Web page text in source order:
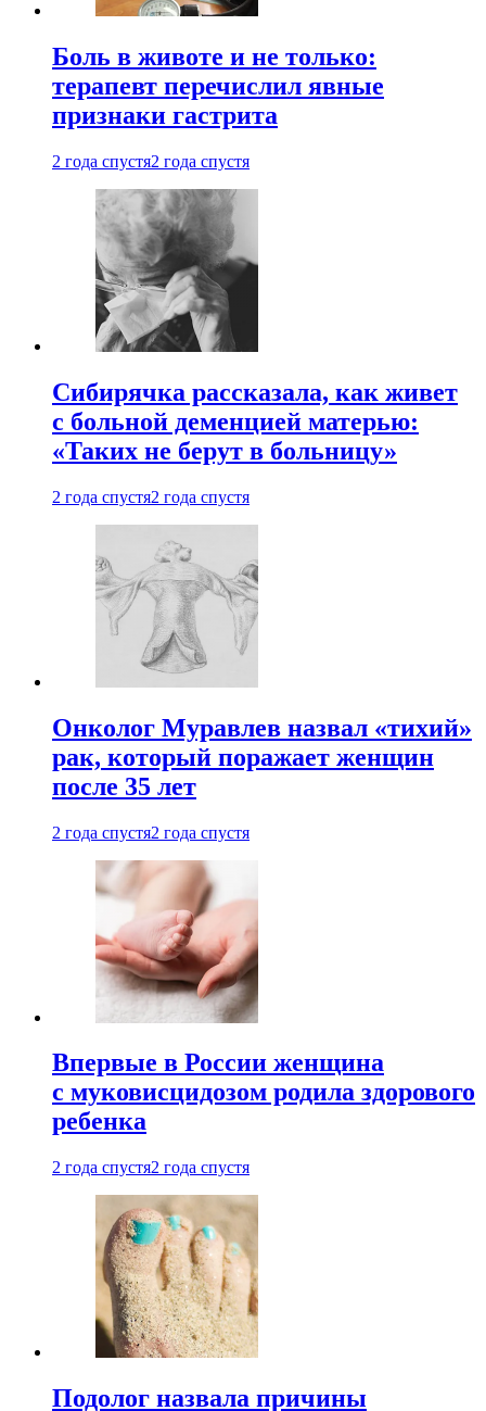
Боль в животе и не только:
терапевт перечислил явные
признаки гастрита
2 года спустя2 года спустя
Сибирячка рассказала, как живет
с больной деменцией матерью:
«Таких не берут в больницу»
2 года спустя2 года спустя
Онколог Муравлев назвал «тихий»
рак, который поражает женщин
после 35 лет
2 года спустя2 года спустя
Впервые в России женщина
с муковисцидозом родила здорового
ребенка
2 года спустя2 года спустя
Подолог назвала причины